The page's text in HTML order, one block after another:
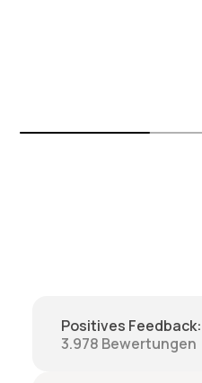
Positives Feedback:
3.978 Bewertungen